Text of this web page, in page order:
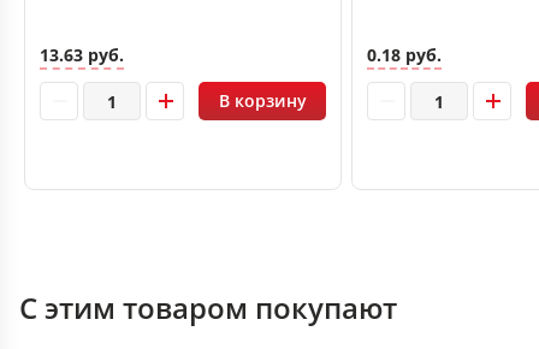
13.63 руб.
В корзину
0.18 руб.
С этим товаром покупают